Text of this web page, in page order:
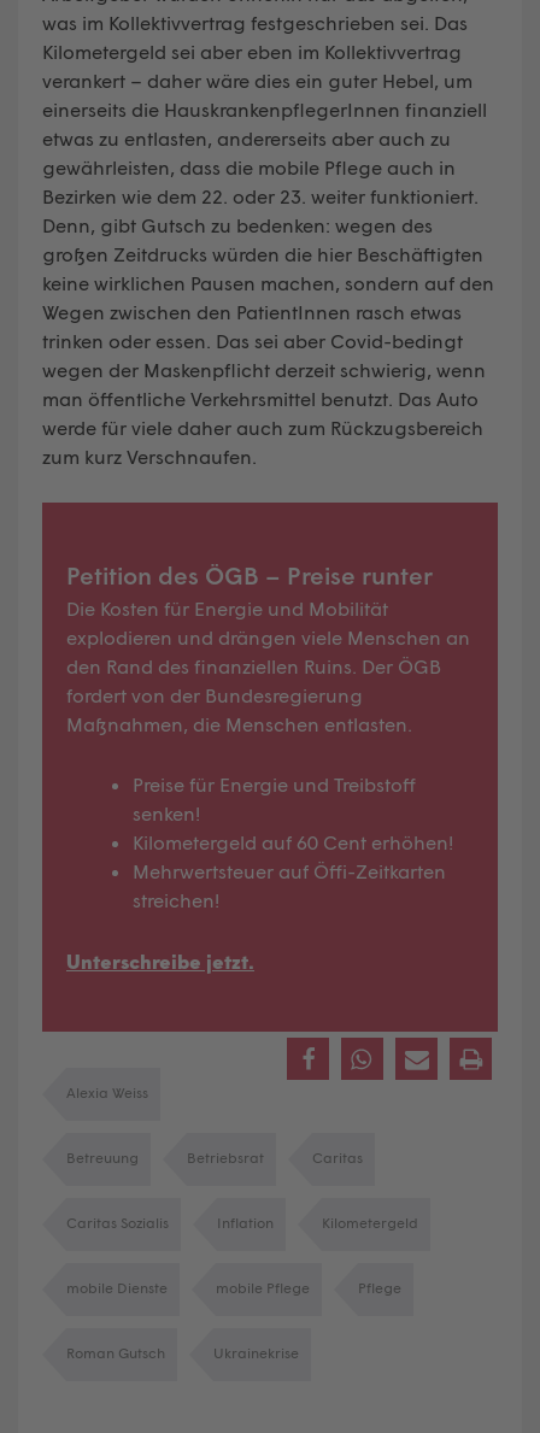
was im Kollektivvertrag festgeschrieben sei. Das
Kilometergeld sei aber eben im Kollektivvertrag
verankert – daher wäre dies ein guter Hebel, um
einerseits die HauskrankenpflegerInnen finanziell
etwas zu entlasten, andererseits aber auch zu
gewährleisten, dass die mobile Pflege auch in
Bezirken wie dem 22. oder 23. weiter funktioniert.
Denn, gibt Gutsch zu bedenken: wegen des
großen Zeitdrucks würden die hier Beschäftigten
keine wirklichen Pausen machen, sondern auf den
Wegen zwischen den PatientInnen rasch etwas
trinken oder essen. Das sei aber Covid-bedingt
wegen der Maskenpflicht derzeit schwierig, wenn
man öffentliche Verkehrsmittel benutzt. Das Auto
werde für viele daher auch zum Rückzugsbereich
zum kurz Verschnaufen.
Petition des ÖGB – Preise runter
Die Kosten für Energie und Mobilität
explodieren und drängen viele Menschen an
den Rand des finanziellen Ruins. Der ÖGB
fordert von der Bundesregierung
Maßnahmen, die Menschen entlasten.
Preise für Energie und Treibstoff
senken!
Kilometergeld auf 60 Cent erhöhen!
Mehrwertsteuer auf Öffi-Zeitkarten
streichen!
Unterschreibe jetzt.
Alexia Weiss
Betreuung Betriebsrat Caritas
Caritas Sozialis Inflation Kilometergeld
mobile Dienste mobile Pflege Pflege
Roman Gutsch Ukrainekrise